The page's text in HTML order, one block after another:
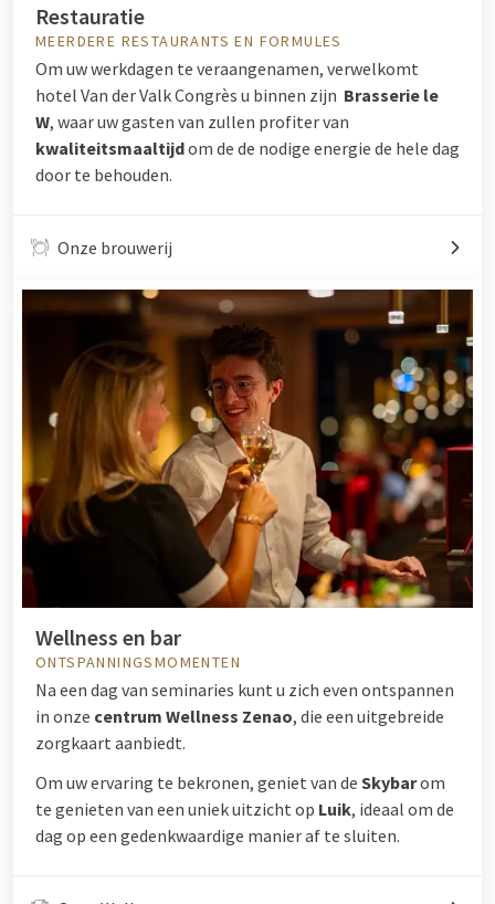
Restauratie
MEERDERE RESTAURANTS EN FORMULES
Om uw werkdagen te veraangenamen, verwelkomt
hotel Van der Valk Congrès u binnen zijn Brasserie le
W, waar uw gasten van zullen profiter van
kwaliteitsmaaltijdom de de nodige energie de hele dag
door te behouden.
Onze brouwerij
Wellness en bar
ONTSPANNINGSMOMENTEN
Na een dag van seminaries kunt u zich even ontspannen
in onze centrum Wellness Zenao, die een uitgebreide
zorgkaart aanbiedt.
Om uw ervaring te bekronen, geniet van de Skybarom
te genieten van een uniek uitzicht op Luik, ideaal om de
dag op een gedenkwaardige manier af te sluiten.